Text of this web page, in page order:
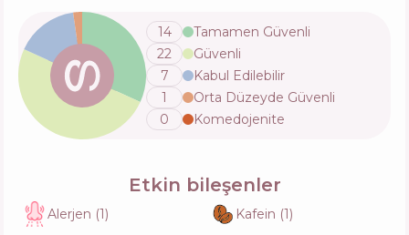
14
Tamamen Güvenli
22
Güvenli
7
Kabul Edilebilir
1
Orta Düzeyde Güvenli
0
Komedojenite
Etkin bileşenler
Alerjen (1) Kafein (1)